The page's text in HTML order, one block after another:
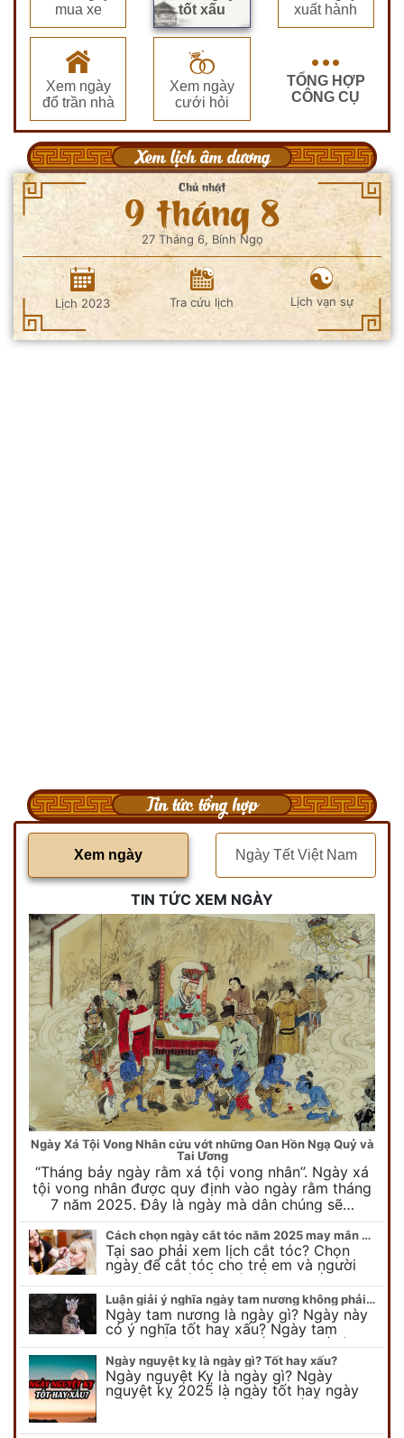
mua xe
tốt xấu
xuất hành
Xem ngày
đổ trần nhà
Xem ngày
cưới hỏi
TỔNG HỢP
CÔNG CỤ
Xem lịch âm dương
Chủ nhật
9 tháng 8
27 Tháng 6, Bính Ngọ
Lịch 2023 Tra cứu lịch Lịch vạn sự
Tin tức tổng hợp
Xem ngày Ngày Tết Việt Nam
TIN TỨC XEM NGÀY
Ngày Xá Tội Vong Nhân cứu vớt những Oan Hồn Ngạ Quỷ và
Tai Ương
“Tháng bảy ngày rằm xá tội vong nhân”. Ngày xá
tội vong nhân được quy định vào ngày rằm tháng
7 năm 2025. Đây là ngày mà dân chúng sẽ…
Cách chọn ngày cắt tóc năm 2025 may mắn cho cả trẻ em và người lớn
Tại sao phải xem lịch cắt tóc? Chọn
ngày để cắt tóc cho trẻ em và người
lớn cần lưu ý điều gì để gặp nhiều may
mắn ? Khi…
Luận giải ý nghĩa ngày tam nương không phải ai cũng biết
Ngày tam nương là ngày gì? Ngày này
có ý nghĩa tốt hay xấu? Ngày tam
nương sát có nguồn gốc như thế nào?
Cần kiêng kỵ điều gì khi…
Ngày nguyệt kỵ là ngày gì? Tốt hay xấu?
Ngày nguyệt Kỵ là ngày gì? Ngày
nguyệt kỵ 2025 là ngày tốt hay ngày
xấu, xem ngay để biết chi tiết ý nghĩa